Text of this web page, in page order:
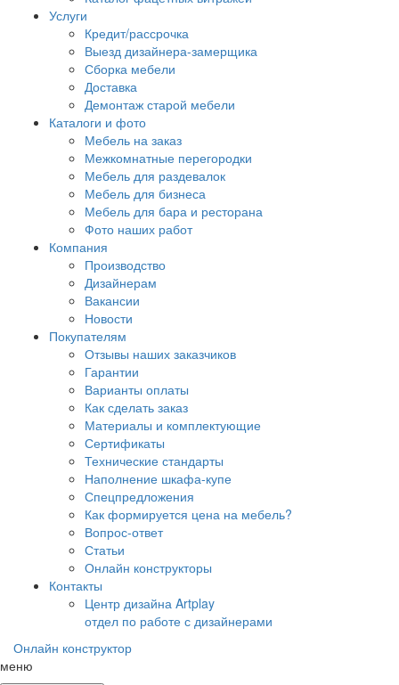
Услуги
Кредит/рассрочка
Выезд дизайнера-замерщика
Сборка мебели
Доставка
Демонтаж старой мебели
Каталоги и фото
Мебель на заказ
Межкомнатные перегородки
Мебель для раздевалок
Мебель для бизнеса
Мебель для бара и ресторана
Фото наших работ
Компания
Производство
Дизайнерам
Вакансии
Новости
Покупателям
Отзывы наших заказчиков
Гарантии
Варианты оплаты
Как сделать заказ
Материалы и комплектующие
Сертификаты
Технические стандарты
Наполнение шкафа-купе
Спецпредложения
Как формируется цена на мебель?
Вопрос-ответ
Статьи
Онлайн конструкторы
Контакты
Центр дизайна Artplay
отдел по работе с дизайнерами
Онлайн конструктор
меню